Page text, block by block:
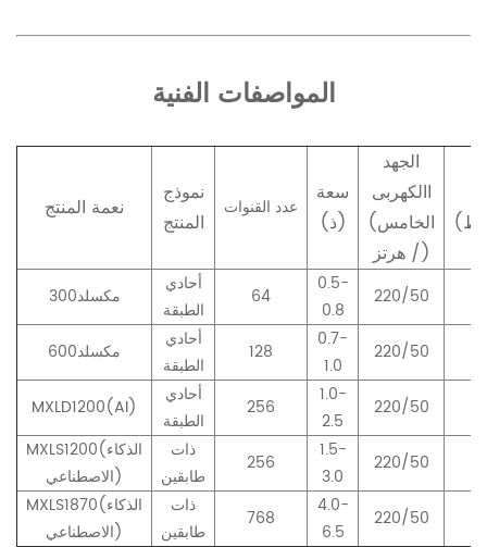
المواصفات الفنية
نعمة المنتج
نموذج
المنتج
عدد القنوات
سعة
(ذ)
الجهد
االكهربى
(الخامس
/ هرتز)
مكسلد300
أحادي
الطبقة
64
0.5-
0.8
220/50
مكسلد600
أحادي
الطبقة
128
0.7-
1.0
220/50
MXLD1200(AI)
أحادي
الطبقة
256
1.0-
2.5
220/50
MXLS1200(الذكاء
الاصطناعي)
ذات
طابقين
256
1.5-
3.0
220/50
MXLS1870(الذكاء
الاصطناعي)
ذات
طابقين
768
4.0-
6.5
220/50